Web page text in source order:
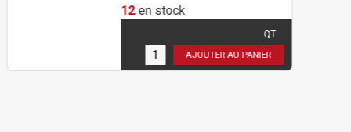
AJOUTER AU PANIER